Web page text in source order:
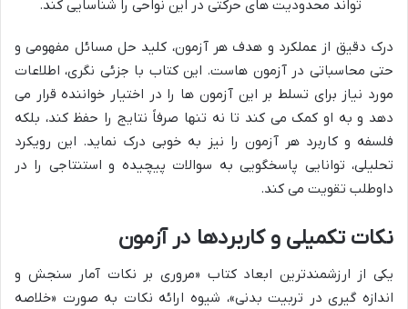
تواند محدودیت های حرکتی در این نواحی را شناسایی کند.
درک دقیق از عملکرد و هدف هر آزمون، کلید حل مسائل مفهومی و
حتی محاسباتی در آزمون هاست. این کتاب با جزئی نگری، اطلاعات
مورد نیاز برای تسلط بر این آزمون ها را در اختیار خواننده قرار می
دهد و به او کمک می کند تا نه تنها صرفاً نتایج را حفظ کند، بلکه
فلسفه و کاربرد هر آزمون را نیز به خوبی درک نماید. این رویکرد
تحلیلی، توانایی پاسخگویی به سوالات پیچیده و استنتاجی را در
داوطلب تقویت می کند.
نکات تکمیلی و کاربردها در آزمون
یکی از ارزشمندترین ابعاد کتاب «مروری بر نکات آمار سنجش و
اندازه گیری در تربیت بدنی»، شیوه ارائه نکات به صورت «خلاصه